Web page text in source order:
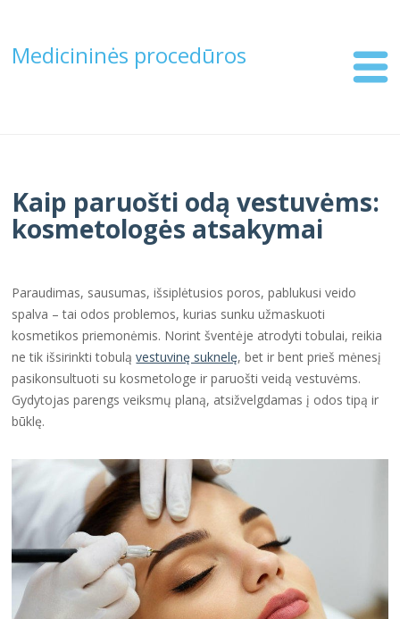
Medicininės procedūros
Kaip paruošti odą vestuvėms:
kosmetologės atsakymai
Paraudimas, sausumas, išsiplėtusios poros, pablukusi veido
spalva – tai odos problemos, kurias sunku užmaskuoti
kosmetikos priemonėmis. Norint šventėje atrodyti tobulai, reikia
ne tik išsirinkti tobuląvestuvinę suknelę, bet ir bent prieš mėnesį
pasikonsultuoti su kosmetologe ir paruošti veidą vestuvėms.
Gydytojas parengs veiksmų planą, atsižvelgdamas į odos tipą ir
būklę.